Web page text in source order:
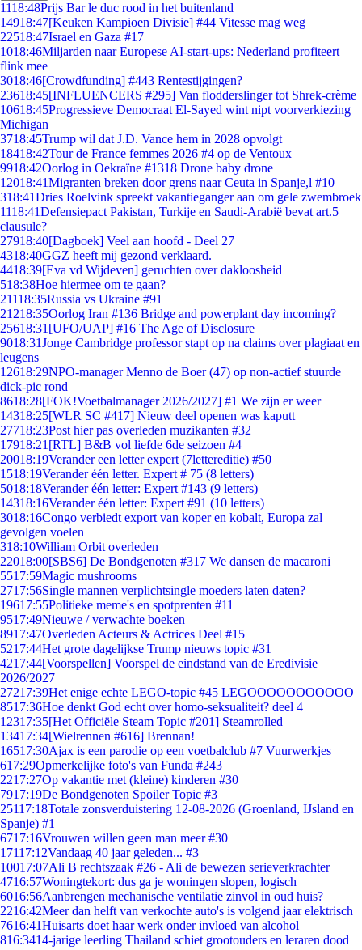
1118:48Prijs Bar le duc rood in het buitenland
14918:47[Keuken Kampioen Divisie] #44 Vitesse mag weg
22518:47Israel en Gaza #17
1018:46Miljarden naar Europese AI-start-ups: Nederland profiteert
flink mee
3018:46[Crowdfunding] #443 Rentestijgingen?
23618:45[INFLUENCERS #295] Van flodderslinger tot Shrek-crème
10618:45Progressieve Democraat El-Sayed wint nipt voorverkiezing
Michigan
3718:45Trump wil dat J.D. Vance hem in 2028 opvolgt
18418:42Tour de France femmes 2026 #4 op de Ventoux
9918:42Oorlog in Oekraïne #1318 Drone baby drone
12018:41Migranten breken door grens naar Ceuta in Spanje,l #10
318:41Dries Roelvink spreekt vakantieganger aan om gele zwembroek
1118:41Defensiepact Pakistan, Turkije en Saudi-Arabië bevat art.5
clausule?
27918:40[Dagboek] Veel aan hoofd - Deel 27
4318:40GGZ heeft mij gezond verklaard.
4418:39[Eva vd Wijdeven] geruchten over dakloosheid
518:38Hoe hiermee om te gaan?
21118:35Russia vs Ukraine #91
21218:35Oorlog Iran #136 Bridge and powerplant day incoming?
25618:31 [UFO/UAP] #16 The Age of Disclosure
9018:31Jonge Cambridge professor stapt op na claims over plagiaat en
leugens
12618:29NPO-manager Menno de Boer (47) op non-actief stuurde
dick-pic rond
8618:28[FOK!Voetbalmanager 2026/2027] #1 We zijn er weer
14318:25[WLR SC #417] Nieuw deel openen was kaputt
27718:23Post hier pas overleden muzikanten #32
17918:21 [RTL] B&B vol liefde 6de seizoen #4
20018:19Verander een letter expert (7lettereditie) #50
1518:19Verander één letter. Expert # 75 (8 letters)
5018:18Verander één letter: Expert #143 (9 letters)
14318:16Verander één letter: Expert #91 (10 letters)
3018:16Congo verbiedt export van koper en kobalt, Europa zal
gevolgen voelen
318:10William Orbit overleden
22018:00[SBS6] De Bondgenoten #317 We dansen de macaroni
5517:59Magic mushrooms
2717:56Single mannen verplichtsingle moeders laten daten?
19617:55Politieke meme's en spotprenten #11
9517:49Nieuwe / verwachte boeken
8917:47Overleden Acteurs & Actrices Deel #15
5217:44Het grote dagelijkse Trump nieuws topic #31
4217:44[Voorspellen] Voorspel de eindstand van de Eredivisie
2026/2027
27217:39Het enige echte LEGO-topic #45 LEGOOOOOOOOOOO
8517:36Hoe denkt God echt over homo-seksualiteit? deel 4
12317:35[Het Officiële Steam Topic #201] Steamrolled
13417:34[Wielrennen #616] Brennan!
16517:30Ajax is een parodie op een voetbalclub #7 Vuurwerkjes
617:29Opmerkelijke foto's van Funda #243
2217:27Op vakantie met (kleine) kinderen #30
7917:19De Bondgenoten Spoiler Topic #3
25117:18Totale zonsverduistering 12-08-2026 (Groenland, IJsland en
Spanje) #1
6717:16Vrouwen willen geen man meer #30
17117:12Vandaag 40 jaar geleden... #3
10017:07Ali B rechtszaak #26 - Ali de bewezen serieverkrachter
4716:57Woningtekort: dus ga je woningen slopen, logisch
6016:56Aanbrengen mechanische ventilatie zinvol in oud huis?
2216:42Meer dan helft van verkochte auto's is volgend jaar elektrisch
7616:41Huisarts doet haar werk onder invloed van alcohol
816:3414-jarige leerling Thailand schiet grootouders en leraren dood